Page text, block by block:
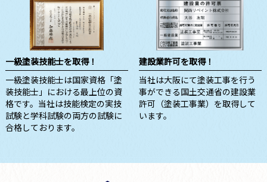
一級塗装技能士を取得！
一級塗装技能士は国家資格「塗
装技能士」における最上位の資
格です。当社は技能検定の実技
試験と学科試験の両方の試験に
合格しております。
建設業許可を取得！
当社は大阪にて塗装工事を行う
事ができる国土交通省の建設業
許可（塗装工事業）を取得して
います。